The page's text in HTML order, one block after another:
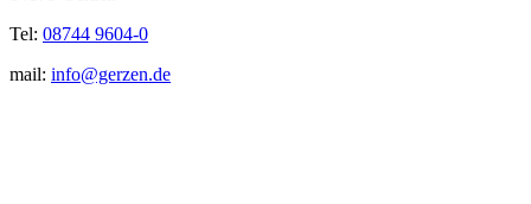
Tel: 08744 9604-0
mail: info@gerzen.de